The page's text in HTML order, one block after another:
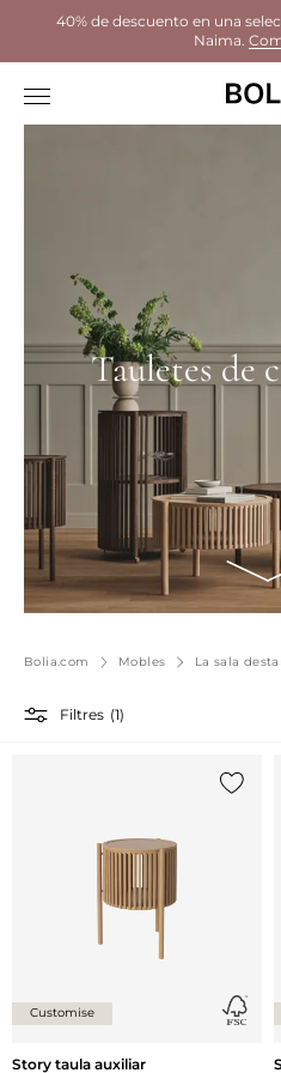
40% de descuento en una
Naima.
Tauletes de
Bolia.com Mobles La sala
Filtres (1)
Customise
Story taula auxiliar